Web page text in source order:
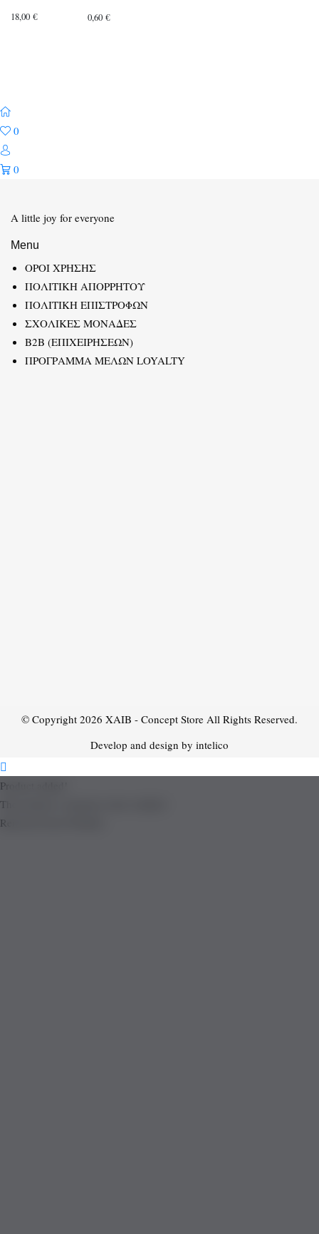
18,00 € 0,60€
0
0
A little joy for everyone
Menu
ΟΡΟΙ ΧΡΗΣΗΣ
ΠΟΛΙΤΙΚΗ ΑΠΟΡΡΗΤΟΥ
ΠΟΛΙΤΙΚΗ ΕΠΙΣΤΡΟΦΩΝ
ΣΧΟΛΙΚΕΣ ΜΟΝΑΔΕΣ
B2B (ΕΠΙΧΕΙΡΗΣΕΩΝ)
ΠΡΟΓΡΑΜΜΑ ΜΕΛΩΝ LOYALTY
© Copyright 2026 XAIB - Concept Store All Rights Reserved.
Develop and design by intelico
Product added!
The product is already in the wishlist!
Removed from Wishlist